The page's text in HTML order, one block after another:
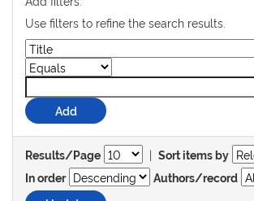
Use filters to refine the search results.
Results/Page | Sort items by
In order
Authors/record